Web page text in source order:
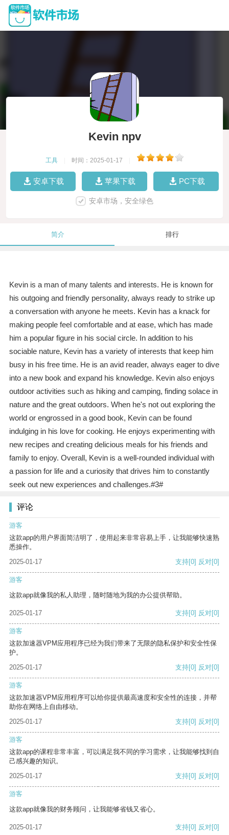
Kevin npv
工具 时间：2025-01-17
安卓下载 苹果下载 PC下载
安卓市场，安全绿色
简介 排行
Kevin is a man of many talents and interests. He is known for
his outgoing and friendly personality, always ready to strike up
a conversation with anyone he meets. Kevin has a knack for
making people feel comfortable and at ease, which has made
him a popular figure in his social circle. In addition to his
sociable nature, Kevin has a variety of interests that keep him
busy in his free time. He is an avid reader, always eager to dive
into a new book and expand his knowledge. Kevin also enjoys
outdoor activities such as hiking and camping, finding solace in
nature and the great outdoors. When he's not out exploring the
world or engrossed in a good book, Kevin can be found
indulging in his love for cooking. He enjoys experimenting with
new recipes and creating delicious meals for his friends and
family to enjoy. Overall, Kevin is a well-rounded individual with
a passion for life and a curiosity that drives him to constantly
seek out new experiences and challenges.#3#
评论
游客
这款app的用户界面简洁明了，使用起来非常容易上手，让我能够快速熟
悉操作。
2025-01-17
支持[0] 反对[0]
游客
这款app就像我的私人助理，随时随地为我的办公提供帮助。
2025-01-17 支持[0] 反对[0]
游客
这款加速器VPM应用程序已经为我们带来了无限的隐私保护和安全性保
护。
2025-01-17
支持[0] 反对[0]
游客
这款加速器VPM应用程序可以给你提供最高速度和安全性的连接，并帮
助你在网络上自由移动。
2025-01-17
支持[0] 反对[0]
游客
这款app的课程非常丰富，可以满足我不同的学习需求，让我能够找到自
己感兴趣的知识。
2025-01-17
支持[0] 反对[0]
游客
这款app就像我的财务顾问，让我能够省钱又省心。
2025-01-17 支持[0] 反对[0]